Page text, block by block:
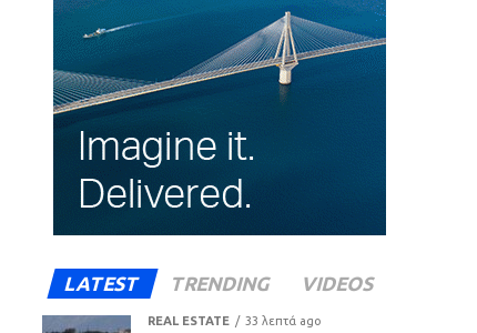
LATEST TRENDING VIDEOS
REAL ESTATE 33 λεπτά ago